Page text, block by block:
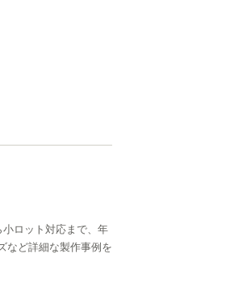
ロット対応まで、年
など詳細な製作事例を